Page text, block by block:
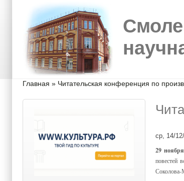
Перейти к основному содержанию
Skip to search
Вы здесь
Главная » Читательская конференция по
ср, 14/
29
повестей
Соколова-